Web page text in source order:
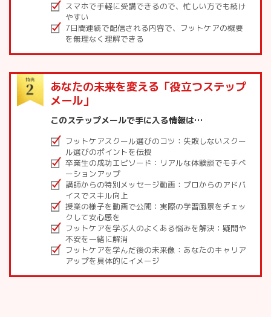
スマホで手軽に受講できるので、忙しい方でも続け
やすい
7日間連続で配信される内容で、フットケアの概要
を無理なく理解できる
あなたの未来を変える「役立つステップ
メール」
このステップメールで手に入る情報は…
フットケアスクール選びのコツ：失敗しないスクー
ル選びのポイントを伝授
卒業生の成功エピソード：リアルな体験談でモチベ
ーションアップ
講師からの特別メッセージ動画：プロからのアドバ
イスでスキル向上
授業の様子を動画で公開：実際の学習風景をチェッ
クして安心感を
フットケアを学ぶ人のよくある悩みを解決：疑問や
不安を一緒に解消
フットケアを学んだ後の未来像：あなたのキャリア
アップを具体的にイメージ